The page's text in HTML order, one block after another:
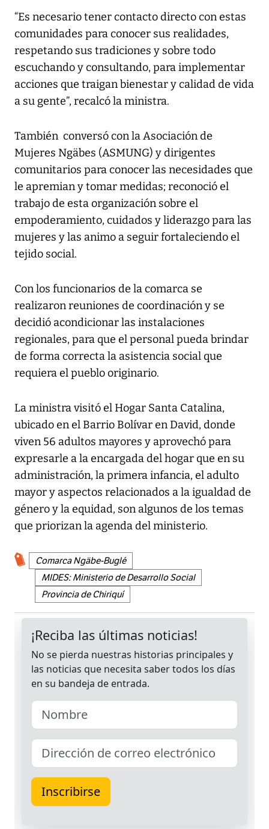
“Es necesario tener contacto directo con estas
comunidades para conocer sus realidades,
respetando sus tradiciones y sobre todo
escuchando y consultando, para implementar
acciones que traigan bienestar y calidad de vida
a su gente”, recalcó la ministra.
También conversó con la Asociación de
Mujeres Ngäbes (ASMUNG) y dirigentes
comunitarios para conocer las necesidades que
le apremian y tomar medidas; reconoció el
trabajo de esta organización sobre el
empoderamiento, cuidados y liderazgo para las
mujeres y las animo a seguir fortaleciendo el
tejido social.
Con los funcionarios de la comarca se
realizaron reuniones de coordinación y se
decidió acondicionar las instalaciones
regionales, para que el personal pueda brindar
de forma correcta la asistencia social que
requiera el pueblo originario.
La ministra visitó el Hogar Santa Catalina,
ubicado en el Barrio Bolívar en David, donde
viven 56 adultos mayores y aprovechó para
expresarle a la encargada del hogar que en su
administración, la primera infancia, el adulto
mayor y aspectos relacionados a la igualdad de
género y la equidad, son algunos de los temas
que priorizan la agenda del ministerio.
Comarca Ngäbe-Buglé
MIDES: Ministerio de Desarrollo Social
Provincia de Chiriquí